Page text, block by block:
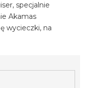
specjalnie
Akamas
wycieczki, na